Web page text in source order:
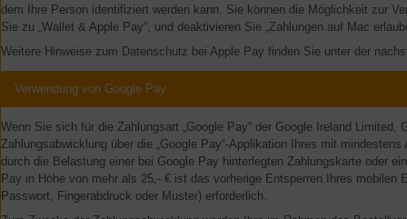
dem Ihre Person identifiziert werden kann. Sie können die Möglichkeit zur
Sie zu „Wallet & Apple Pay“, und deaktivieren Sie „Zahlungen auf Mac
Weitere Hinweise zum Datenschutz bei Apple Pay finden Sie unter der
Verwendung von Google Pay
Wenn Sie sich für die Zahlungsart „Google Pay“ der Google Ireland
Zahlungsabwicklung über die „Google Pay“-Applikation Ihres mit
durch die Belastung einer bei Google Pay hinterlegten Zahlungskarte oder
Pay in Höhe von mehr als 25,- € ist das vorherige Entsperren Ihres
Passwort, Fingerabdruck oder Muster) erforderlich.